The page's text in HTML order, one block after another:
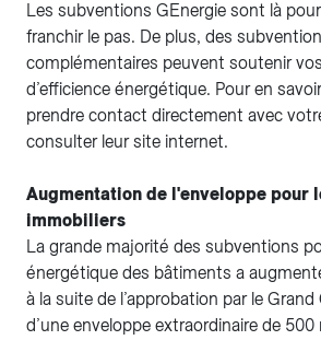
Les subventions GEnergie sont là
franchir le pas. De plus, des
complémentaires peuvent soutenir
d’efficience énergétique. Pour en
prendre contact directement avec
consulter leur site internet.
Augmentation de l'enveloppe pour
immobiliers
La grande majorité des subventions
énergétique des bâtiments a
à la suite de l’approbation par le
d’une enveloppe extraordinaire de